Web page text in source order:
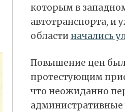
которым в
автотранспорта, и
областиначались
Повышение цен
протестующим
что неожиданно